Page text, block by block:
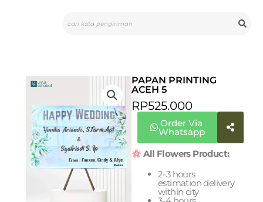
PAPAN PRINTING
ACEH 5
RP525.000
Order Via
Whatsapp
All Flowers Product:
2-3 hours
estimation delivery
within city